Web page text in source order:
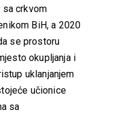
sa crkvom
BiH, a 2020
se prostoru
okupljanja i
uklanjanjem
učionice
sa